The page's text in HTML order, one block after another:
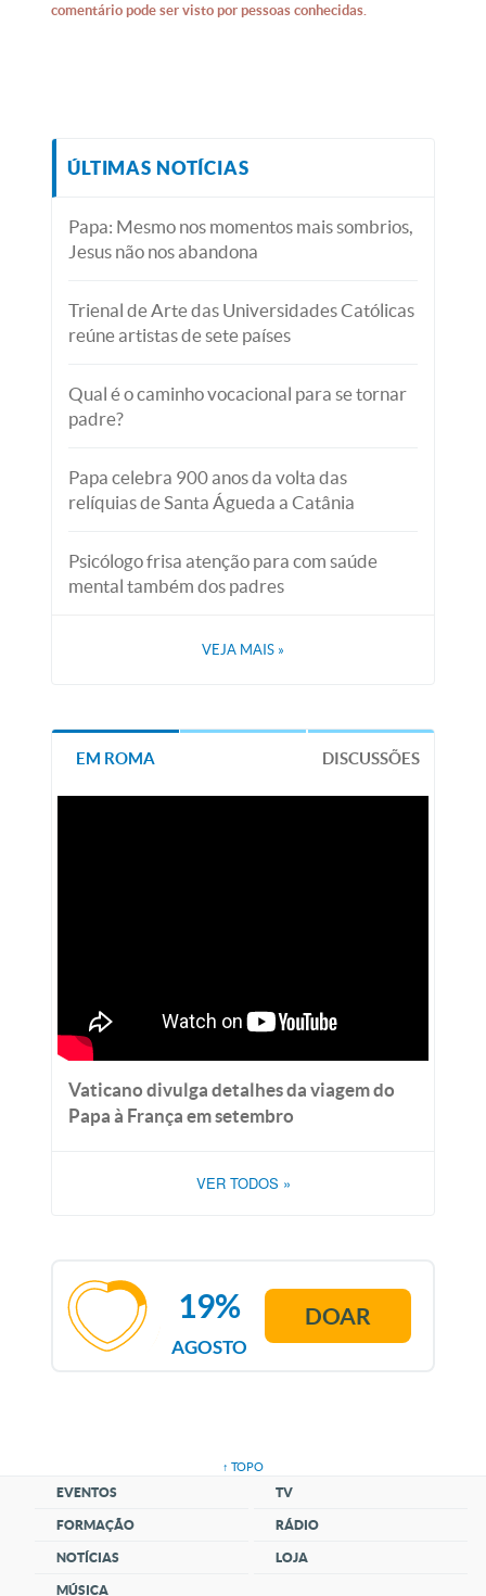
comentário pode ser visto por pessoas conhecidas.
ÚLTIMAS NOTÍCIAS
Papa: Mesmo nos momentos mais sombrios,
Jesus não nos abandona
Trienal de Arte das Universidades Católicas
reúne artistas de sete países
Qual é o caminho vocacional para se tornar
padre?
Papa celebra 900 anos da volta das
relíquias de Santa Águeda a Catânia
Psicólogo frisa atenção para com saúde
mental também dos padres
VEJA MAIS »
EM ROMA DISCUSSÕES
Vaticano divulga detalhes da viagem do
Papa à França em setembro
VER TODOS »
AGOSTO
19% DOAR
↑ TOPO
EVENTOS
FORMAÇÃO
NOTÍCIAS
MÚSICA
TV
RÁDIO
LOJA